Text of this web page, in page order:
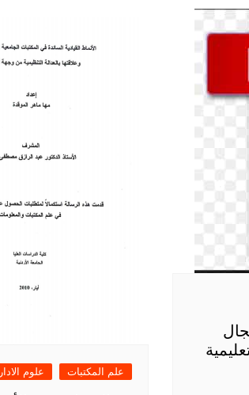
علم المكتبات علوم